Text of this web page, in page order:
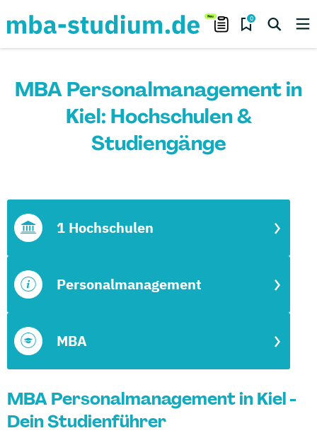
0
MBA Personalmanagement in
Kiel: Hochschulen &
Studiengänge
MBA
Personalmanagement
1 Hochschulen
MBA Personalmanagement in Kiel -
Dein Studienführer